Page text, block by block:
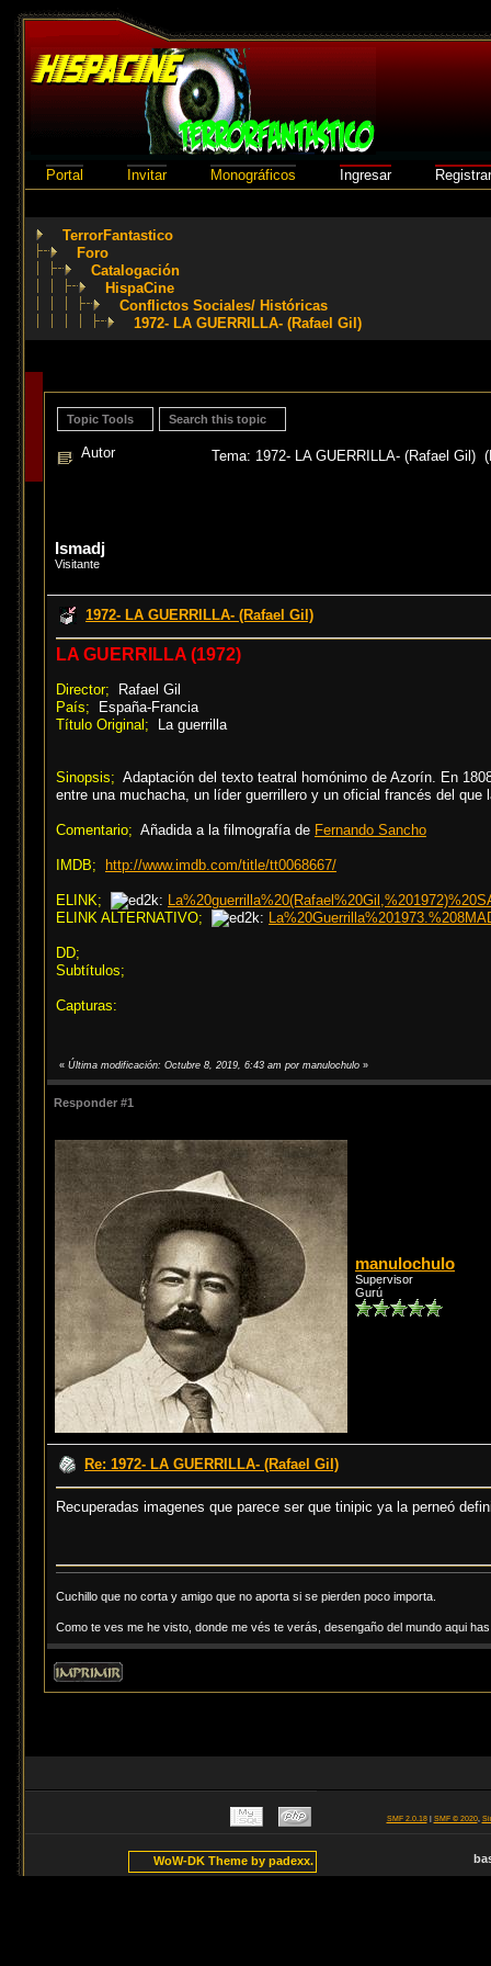
Portal Invitar Monográficos Ingresar
TerrorFantastico
Foro
Catalogación
HispaCine
Conflictos Sociales/ Históricas
1972- LA GUERRILLA- (Rafael Gil)
Topic Tools Search this topic
Autor Tema: 1972- LA GUERRILLA- (Rafael Gil)
Ismadj
Visitante
1972- LA GUERRILLA- (Rafael Gil)
LA GUERRILLA (1972)
Director; Rafael Gil
País; España-Francia
Título Original; La guerrilla
Sinopsis; Adaptación del texto teatral homónimo de Azorín. En
entre una muchacha, un líder guerrillero y un oficial francés del que
Comentario; Añadida a la filmografía de Fernando Sancho
IMDB; http://www.imdb.com/title/tt0068667/
ELINK;
ELINK ALTERNATIVO;
DD;
Subtítulos;
Capturas:
« Última modificación: Octubre 8, 2019, 6:43 am por manulochulo »
Responder #1
manulochulo
Supervisor
Gurú
Re: 1972- LA GUERRILLA- (Rafael Gil)
Recuperadas imagenes que parece ser que tinipic ya la perneó
Cuchillo que no corta y amigo que no aporta si se pierden poco importa.
Como te ves me he visto, donde me vés te verás, desengaño del mundo aqui
SMF 2.0.18| SMF © 2020,
WoW-DK Theme by padexx.